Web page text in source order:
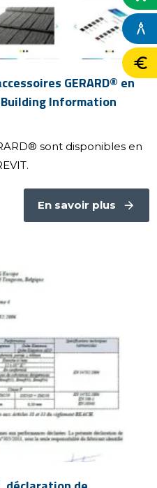
GERARD® en
Information
sont disponibles en
En savoir plus
architecture
euro